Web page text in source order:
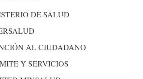
DE SALUD
AL CIUDADANO
Y SERVICIOS